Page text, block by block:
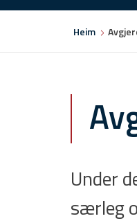
Heim
Under
særleg